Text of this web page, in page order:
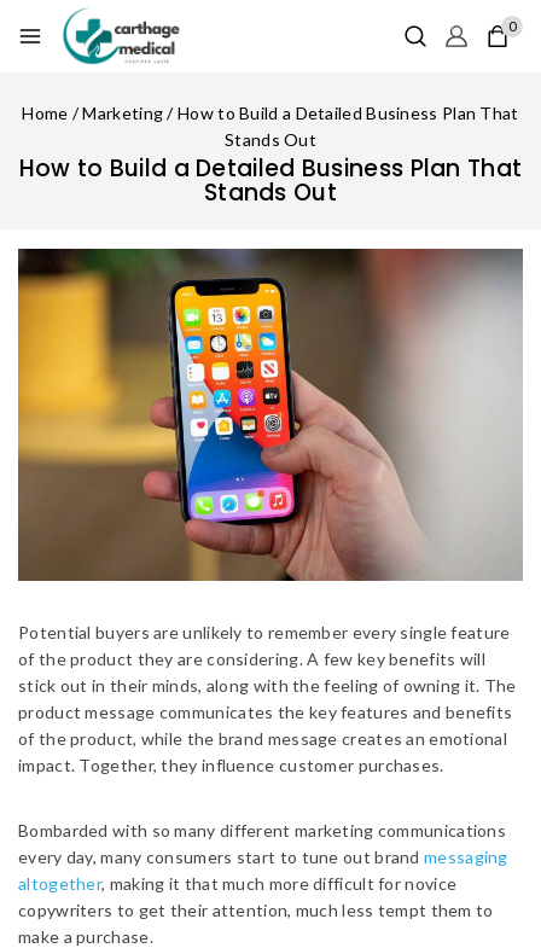
0
Home /Marketing /How to Build a Detailed Business Plan That
Stands Out
How to Build a Detailed Business Plan That
Stands Out
Potential buyers are unlikely to remember every single feature
of the product they are considering. A few key benefits will
stick out in their minds, along with the feeling of owning it. The
product message communicates the key features and benefits
of the product, while the brand message creates an emotional
impact. Together, they influence customer purchases.
Bombarded with so many different marketing communications
every day, many consumers start to tune out brand messaging
altogether, making it that much more difficult for novice
copywriters to get their attention, much less tempt them to
make a purchase.